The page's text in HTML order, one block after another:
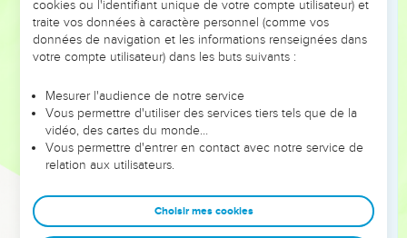
mon alliance, moi non plus je ne me suis pas soucié d'eux,
dit le Seigneur.
Mais voici l'alliance que je ferai avec la communauté
dans leur esprit, je les écrirai dans leur cœur, je serai leur
Dieu et ils seront mon peuple.
Personne n'enseignera plus son concitoyen ni son frère en
disant : ‘Tu dois connaître le Seigneur !’car tous me
connaîtront, depuis le plus petit jusqu'au plus grand d'entre
eux.
cookies ou l'identifiant unique de votre compte utilisateur) et
traite vos données à caractère personnel (comme vos
données de navigation et les informations renseignées dans
votre compte utilisateur) dans les buts suivants :
Mesurer l'audience de notre service
Vous permettre d'utiliser des services tiers tels que de la
vidéo, des cartes du monde…
Vous permettre d'entrer en contact avec notre service de
relation aux utilisateurs.
Choisir mes cookies